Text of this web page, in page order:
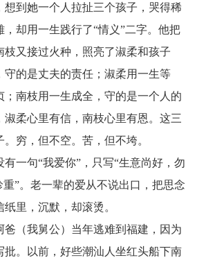
想到她一个人拉扯三个孩子，哭得稀
却用一生践行了“情义”二字。他把
枝又接过火种，照亮了淑柔和孩子
守的是丈夫的责任；淑柔用一生等
；南枝用一生成全，守的是一个人的
淑柔心里有信，南枝心里有恩。这三
穷，但不空。苦，但不垮。
一句“我爱你”，只写“生意尚好，勿
”。老一辈的爱从不说出口，把思念
里，沉默，却滚烫。
爸（我舅公）当年逃难到福建，因为
批。以前，好些潮汕人坐红头船下南